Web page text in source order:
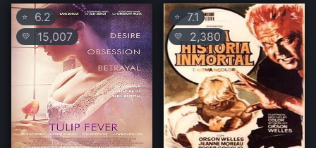
⭐ 6.2
💛 15,007
⭐7.1
💛 2,380